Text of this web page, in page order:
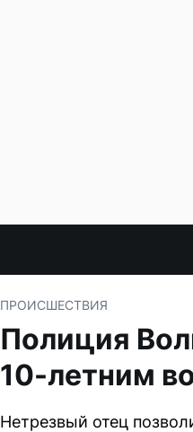
ПРОИСШЕСТВИЯ
Полиция
10-летним
Нетрезвый отец